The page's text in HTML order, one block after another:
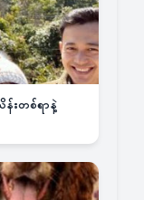
းတစ်ရာနဲ့